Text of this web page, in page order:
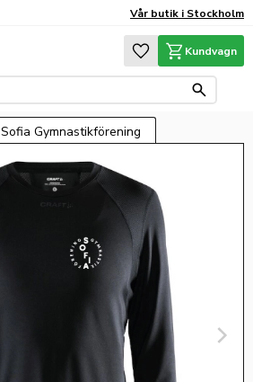
Vår butik i Stockholm
Favoriter
Kundvagn
Sofia Gymnastikförening